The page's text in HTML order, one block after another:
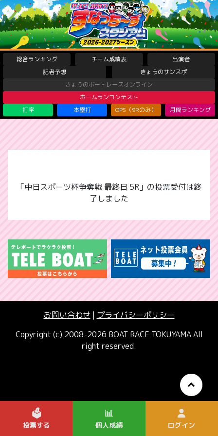
総合ランキング チーム成績表
出演者
記者予想
きょうのサンスポ
きょうのボートレースオンライン
ホームランコンテスト
打率
本塁打 OPS（9Rのみ） 月間ランキング
「中日スポーツ杯争奪戦 最終日 5R」の投票受付は終
了しました
お問い合わせ | プライバシーポリシー
Copyright (c) 2008-2026 BOAT RACE TOKUYAMA All
right reserved.
🗳️
投票する
📊
個人成績 ログイン